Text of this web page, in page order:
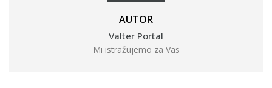
AUTOR
Valter Portal
Mi istražujemo za Vas